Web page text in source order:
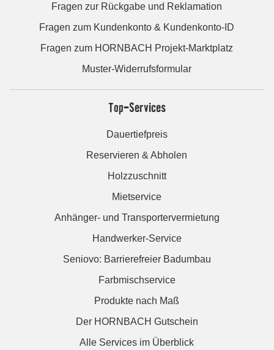
Fragen zur Rückgabe und Reklamation
Fragen zum Kundenkonto & Kundenkonto-ID
Fragen zum HORNBACH Projekt-Marktplatz
Muster-Widerrufsformular
Top-Services
Dauertiefpreis
Reservieren & Abholen
Holzzuschnitt
Mietservice
Anhänger- und Transportervermietung
Handwerker-Service
Seniovo: Barrierefreier Badumbau
Farbmischservice
Produkte nach Maß
Der HORNBACH Gutschein
Alle Services im Überblick